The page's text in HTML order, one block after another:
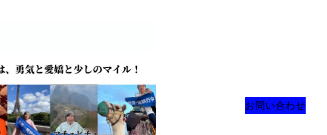
お問い合わせ